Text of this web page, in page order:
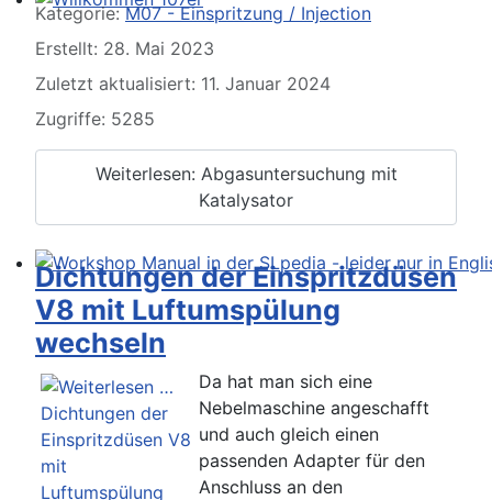
Willkommen 107er
Workshop Manual in der SLpedia - leider nur in
Kategorie:M07 - Einspritzung / Injection
Erstellt: 28. Mai 2023
Zuletzt aktualisiert: 11. Januar 2024
Zugriffe: 5285
Weiterlesen: Abgasuntersuchung mit
Katalysator
Dichtungen der Einspritzdüsen
V8 mit Luftumspülung
wechseln
Da hat man sich eine
Nebelmaschine angeschafft
und auch gleich einen
passenden Adapter für den
Anschluss an den